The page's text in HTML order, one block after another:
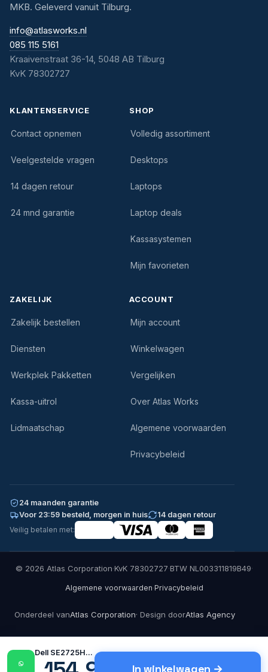
Dell SE2725HM | 27" Full…
In winkelwagen
MKB. Geleverd vanuit Tilburg.
info@atlasworks.nl
085 115 5161
Kraaivenstraat 36-14, 5048 AB Tilburg
KvK 78302727
KLANTENSERVICE
Contact opnemen
Veelgestelde vragen
14 dagen retour
24 mnd garantie
SHOP
Volledig assortiment
Desktops
Laptops
Laptop deals
Kassasystemen
Mijn favorieten
ZAKELIJK
Zakelijk bestellen
Diensten
Werkplek Pakketten
Kassa-uitrol
Lidmaatschap
ACCOUNT
Mijn account
Winkelwagen
Vergelijken
Over Atlas Works
Algemene voorwaarden
Privacybeleid
24 maanden garantie
Voor 23:59 besteld, morgen in huis
14 dagen retour
Veilig betalen met:
© 2026 Atlas Corporation·KvK 78302727·BTW NL003311819B49·
Algemene voorwaarden·Privacybeleid
Onderdeel vanAtlas Corporation· Design doorAtlas Agency